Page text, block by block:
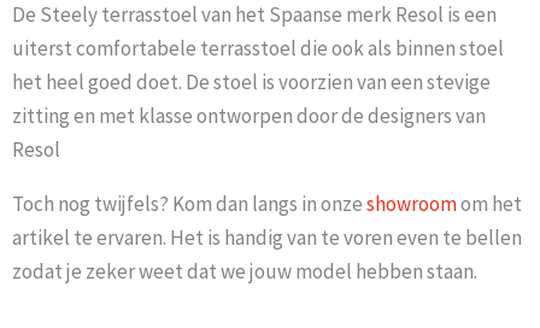
De Steely terrasstoel van het Spaanse merk Resol is een
uiterst comfortabele terrasstoel die ook als binnen stoel
het heel goed doet. De stoel is voorzien van een stevige
zitting en met klasse ontworpen door de designers van
Resol
Toch nog twijfels? Kom dan langs in onzeshowroomom het
artikel te ervaren. Het is handig van te voren even te bellen
zodat je zeker weet dat we jouw model hebben staan.